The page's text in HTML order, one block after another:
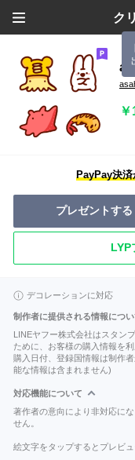
ク
PayPay決済
プレゼントする
LYP
デコレーションに対応
制作者に提供される情報につい
LINEヤフー株式会社はスタン
ために、お客様の購入情報を利
購入日付、登録国情報は制作
能な情報は含まれません)
対応機能について
著作者の意向により非対応に
せん。
絵文字をタップするとプレビュ